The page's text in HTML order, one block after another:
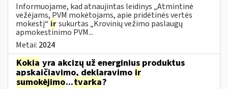
Informuojame, kad atnaujintas leidinys „Atmintinė
vežėjams, PVM mokėtojams, apie pridėtinės vertės
mokestį“ irsukurtas „Krovinių vežimo paslaugų
apmokestinimo PVM...
Metai: 2024
Kokia yra akcizų už energinius produktus
apskaičiavimo, deklaravimo ir
sumokėjimo...tvarka?